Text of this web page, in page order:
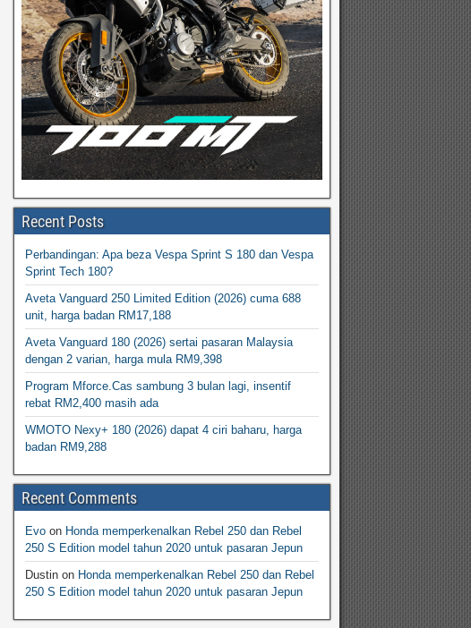
Recent Posts
Perbandingan: Apa beza Vespa Sprint S 180 dan Vespa
Sprint Tech 180?
Aveta Vanguard 250 Limited Edition (2026) cuma 688
unit, harga badan RM17,188
Aveta Vanguard 180 (2026) sertai pasaran Malaysia
dengan 2 varian, harga mula RM9,398
Program Mforce.Cas sambung 3 bulan lagi, insentif
rebat RM2,400 masih ada
WMOTO Nexy+ 180 (2026) dapat 4 ciri baharu, harga
badan RM9,288
Recent Comments
Evo on Honda memperkenalkan Rebel 250 dan Rebel
250 S Edition model tahun 2020 untuk pasaran Jepun
Dustin on Honda memperkenalkan Rebel 250 dan Rebel
250 S Edition model tahun 2020 untuk pasaran Jepun